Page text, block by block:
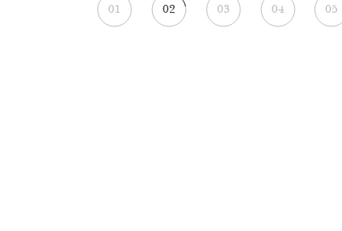
01 02 03 04 05